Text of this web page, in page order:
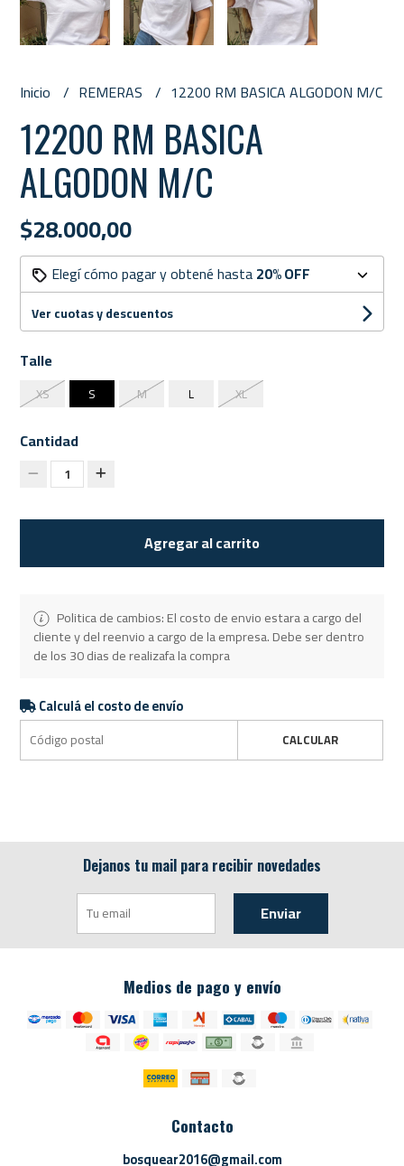
Inicio REMERAS 12200 RM BASICA ALGODON M/C
12200 RM BASICA
ALGODON M/C
$28.000,00
Elegí cómo pagar y obtené hasta20% OFF
Ver cuotas y descuentos
Talle
XS S M L XL
Cantidad
1
Agregar al carrito
Politica de cambios: El costo de envio estara a cargo del
cliente y del reenvio a cargo de la empresa. Debe ser dentro
de los 30 dias de realizafa la compra
Calculá el costo de envío
CALCULAR
Dejanos tu mail para recibir novedades
Enviar
Medios de pago y envío
Contacto
bosquear2016@gmail.com